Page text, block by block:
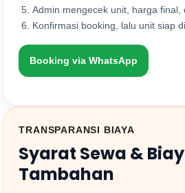
Admin mengecek unit, harga final,
Konfirmasi booking, lalu unit siap
Booking via WhatsApp
TRANSPARANSI BIAYA
Syarat Sewa &
Tambahan